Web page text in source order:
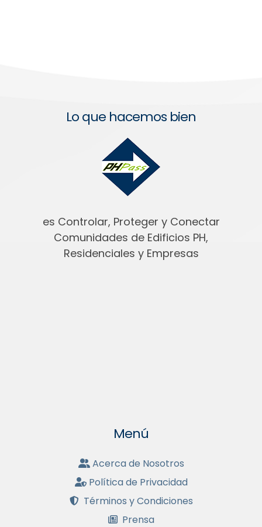
Lo que hacemos bien
es Controlar, Proteger y Conectar
Comunidades de Edificios PH,
Residenciales y Empresas
Menú
Acerca de Nosotros
Política de Privacidad
Términos y Condiciones
Prensa